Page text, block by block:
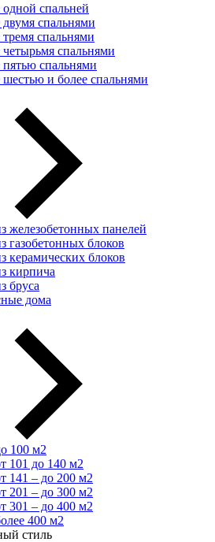
спальней
спальнями
спальнями
спальнями
спальнями
и более спальнями
железобетонных панелей
газобетонных блоков
керамических блоков
кирпича
бруса
дома
100 м2
101 до 140 м2
141 – до 200 м2
201 – до 300 м2
301 – до 400 м2
400 м2
стиль